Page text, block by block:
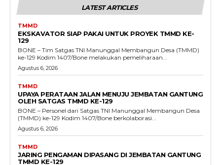
LATEST ARTICLES
TMMD
EKSKAVATOR SIAP PAKAI UNTUK PROYEK TMMD KE-
129
BONE – Tim Satgas TNI Manunggal Membangun Desa (TMMD)
ke-129 Kodim 1407/Bone melakukan pemeliharaan...
Agustus 6, 2026
TMMD
UPAYA PERATAAN JALAN MENUJU JEMBATAN GANTUNG
OLEH SATGAS TMMD KE-129
BONE – Personel dari Satgas TNI Manunggal Membangun Desa
(TMMD) ke-129 Kodim 1407/Bone berkolaborasi...
Agustus 6, 2026
TMMD
JARING PENGAMAN DIPASANG DI JEMBATAN GANTUNG
TMMD KE-129